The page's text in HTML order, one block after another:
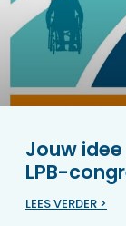
Jouw
LPB-
LEES VERDER >